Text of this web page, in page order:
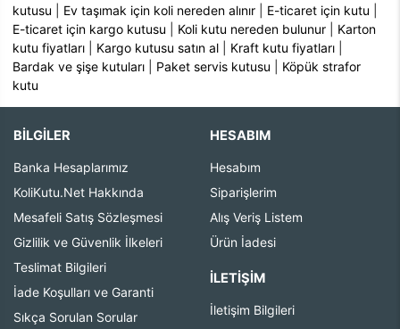
kutusu
Ev taşımak için koli nereden alınır E-ticaret için kutu
E-ticaret için kargo kutusu
Koli kutu nereden bulunur
Karton
kutu fiyatları
Kargo kutusu satın al Kraft kutu fiyatları
Bardak ve şişe kutuları
Paket servis kutusu
Köpük strafor
kutu
BİLGİLER
Banka Hesaplarımız
KoliKutu.Net Hakkında
Mesafeli Satış Sözleşmesi
Gizlilik ve Güvenlik İlkeleri
Teslimat Bilgileri
İade Koşulları ve Garanti
Sıkça Sorulan Sorular
HESABIM
Hesabım
Siparişlerim
Alış Veriş Listem
Ürün İadesi
İLETIŞIM
İletişim Bilgileri